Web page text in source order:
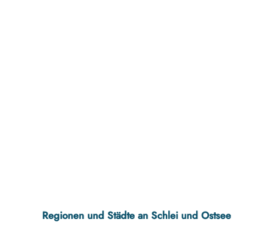
Regionen und Städte an Schlei und Ostsee